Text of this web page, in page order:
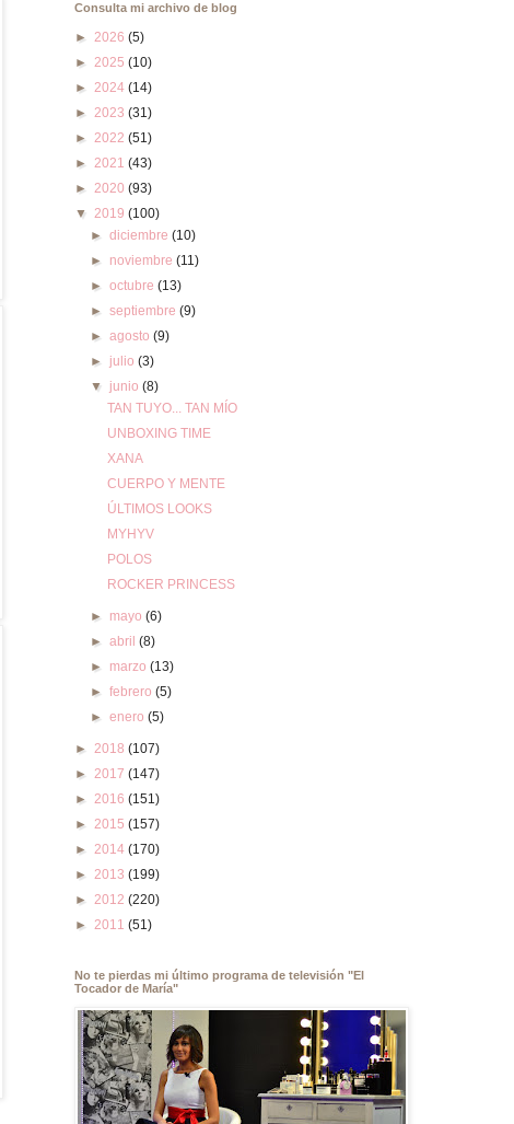
Consulta mi archivo de blog
► 2026 (5)
► 2025 (10)
► 2024 (14)
► 2023 (31)
► 2022 (51)
► 2021 (43)
► 2020 (93)
▼ 2019 (100)
►diciembre(10)
► noviembre(11)
►octubre(13)
►septiembre(9)
►agosto(9)
► julio(3)
▼ junio(8)
TAN TUYO... TAN MÍO
UNBOXING TIME
XANA
CUERPO Y MENTE
ÚLTIMOS LOOKS
MYHYV
POLOS
ROCKER PRINCESS
► mayo(6)
►abril(8)
► marzo(13)
►febrero(5)
►enero(5)
► 2018 (107)
► 2017 (147)
► 2016 (151)
► 2015 (157)
► 2014 (170)
► 2013 (199)
► 2012 (220)
► 2011 (51)
No te pierdas mi último programa de televisión "El
Tocador de María"